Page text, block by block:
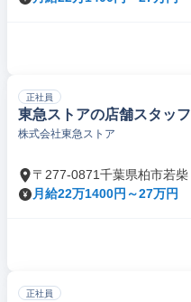
正社員
東急ストアの店舗スタッフ
株式会社東急ストア
〒277-0871千葉県柏市若柴
月給22万1400円～27万円
正社員